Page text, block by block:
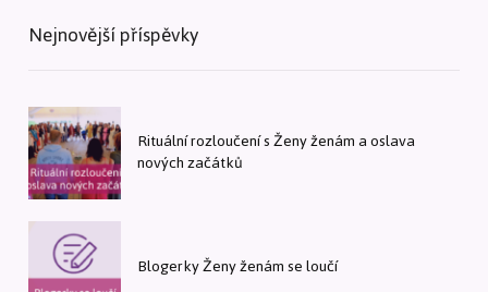
Nejnovější příspěvky
Rituální rozloučení s Ženy ženám a oslava
nových začátků
Blogerky Ženy ženám se loučí